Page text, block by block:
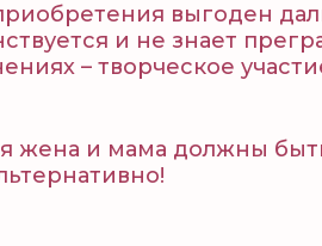
выгоден
и не знает
– творческое
жена и мама должны